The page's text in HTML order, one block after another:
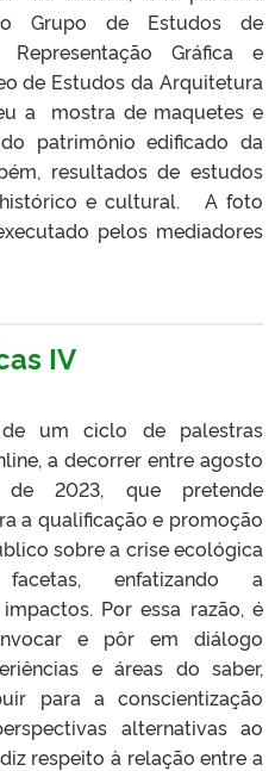
Grupo de Estudos de
Representação Gráfica e
de Estudos da Arquitetura
a mostra de maquetes e
patrimônio edificado da
resultados de estudos
e cultural. A foto
pelos mediadores
IV
um ciclo de palestras
a decorrer entre agosto
2023, que pretende
a qualificação e promoção
sobre a crise ecológica
enfatizando a
Por essa razão, é
e pôr em diálogo
e áreas do saber,
para a conscientização
alternativas ao
respeito à relação entre a